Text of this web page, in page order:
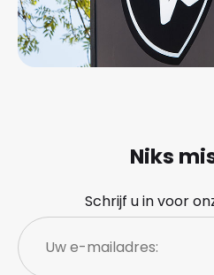
Niks
Schrijf u in voor
Uw
e-
mailadres: